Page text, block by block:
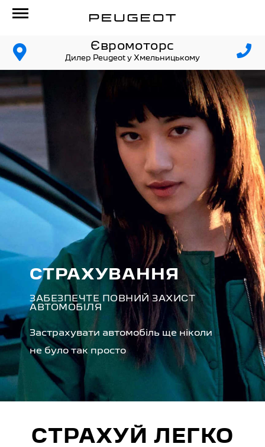
Євромоторс
Дилер Peugeot у Хмельницькому
СТРАХУВАННЯ
ЗАБЕЗПЕЧТЕ ПОВНИЙ ЗАХИСТ
АВТОМОБІЛЯ
Застрахувати автомобіль ще ніколи
не було так просто
СТРАХУЙ ЛЕГКО